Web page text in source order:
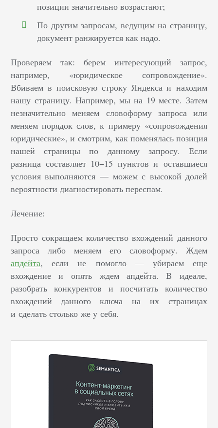
позиции значительно возрастают;
По другим запросам, ведущим на страницу,
документ ранжируется как надо.
Проверяем так: берем интересующий запрос,
например, «юридическое сопровождение».
Вбиваем в поисковую строку Яндекса и находим
нашу страницу. Например, мы на 19 месте. Затем
незначительно меняем словоформу запроса или
меняем порядок слов, к примеру «сопровождения
юридические», и смотрим, как поменялась позиция
нашей страницы по данному запросу. Если
разница составляет 10−15 пунктов и оставшиеся
условия выполняются — можем с высокой долей
вероятности диагностировать переспам.
Лечение:
Просто сокращаем количество вхождений данного
запроса либо меняем его словоформу. Ждем
апдейта, если не помогло — убираем еще
вхождение и опять ждем апдейта. В идеале,
разобрать конкурентов и посчитать количество
вхождений данного ключа на их страницах
и сделать столько же у себя.